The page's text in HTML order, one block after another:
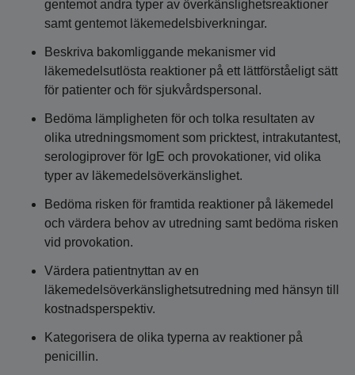
gentemot andra typer av överkänslighetsreaktioner
samt gentemot läkemedelsbiverkningar.
Beskriva bakomliggande mekanismer vid
läkemedelsutlösta reaktioner på ett lättförståeligt sätt
för patienter och för sjukvårdspersonal.
Bedöma lämpligheten för och tolka resultaten av
olika utredningsmoment som pricktest, intrakutantest,
serologiprover för IgE och provokationer, vid olika
typer av läkemedelsöverkänslighet.
Bedöma risken för framtida reaktioner på läkemedel
och värdera behov av utredning samt bedöma risken
vid provokation.
Värdera patientnyttan av en
läkemedelsöverkänslighetsutredning med hänsyn till
kostnadsperspektiv.
Kategorisera de olika typerna av reaktioner på
penicillin.